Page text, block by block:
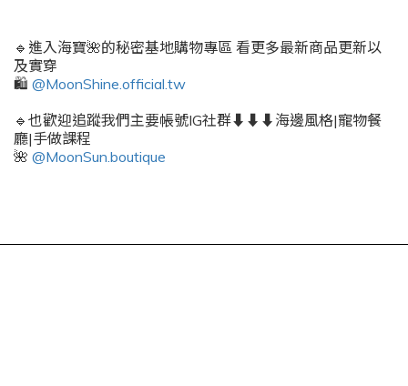
🔹進入海寶🌺的秘密基地購物專區 看更多最新商品更新以
及實穿
🛍️ @MoonShine.official.tw
🔹也歡迎追蹤我們主要帳號IG社群⬇️⬇️⬇️海邊風格|寵物餐
廳|手做課程
🌺 @MoonSun.boutique